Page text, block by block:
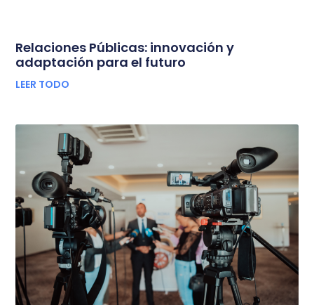
Relaciones Públicas: innovación y
adaptación para el futuro
LEER TODO